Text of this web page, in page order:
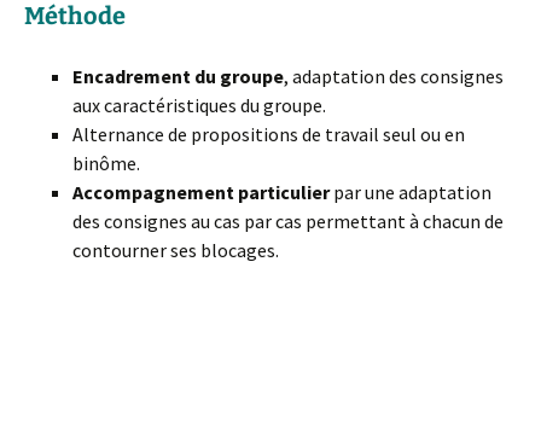
Méthode
Encadrement du groupe, adaptation des consignes
aux caractéristiques du groupe.
Alternance de propositions de travail seul ou en
binôme.
Accompagnement particulierpar une adaptation
des consignes au cas par cas permettant à chacun de
contourner ses blocages.